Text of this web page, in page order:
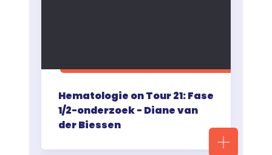
Hematologie on Tour 21: Fase
1/2-onderzoek - Diane van
der Biessen